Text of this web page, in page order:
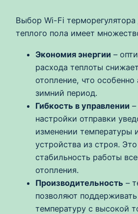
Выбор Wi-Fi терморегулятора
теплого пола имеет
Экономия энергии –
расхода теплоты
отопление, что особенно
зимний период.
Гибкость в управлении
настройки отправки
изменении температуры
устройства из строя.
стабильность работы
отопления.
Производительность –
позволяют
температуру с высокой